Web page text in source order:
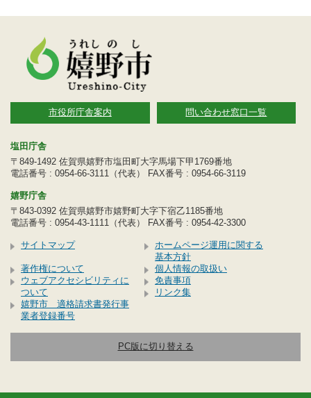
市役所庁舎案内 問い合わせ窓口一覧
塩田庁舎
〒849-1492 佐賀県嬉野市塩田町大字馬場下甲1769番地
電話番号 : 0954-66-3111（代表） FAX番号 : 0954-66-3119
嬉野庁舎
〒843-0392 佐賀県嬉野市嬉野町大字下宿乙1185番地
電話番号 : 0954-43-1111（代表） FAX番号 : 0954-42-3300
サイトマップ
ホームページ運用に関する
基本方針
著作権について
個人情報の取扱い
ウェブアクセシビリティに
ついて
免責事項
リンク集
嬉野市 適格請求書発行事
業者登録番号
PC版に切り替える